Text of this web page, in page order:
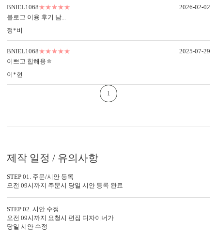
봉투 인쇄
기본 주소형, 디자인형, 문구 인쇄 등 다양한 편집을 제공합니다.
디자인형
신랑신부 이름, 예식일을 인쇄할
수 있습니다.
수신인 주소, 연락처 등을 기재할
BNIEL1068★★★★★
블로그 이용 후기 남...
정*비
2026-02-02
BNIEL1068★★★★★
이쁘고 힙해용ㅎ
이*현
2025-07-29
1
제작 일정 / 유의사항
STEP 01. 주문/시안 등록
오전 09시까지 주문시 당일 시안 등록 완료
STEP 02. 시안 수정
오전 09시까지 요청시 편집 디자이너가
당일 시안 수정